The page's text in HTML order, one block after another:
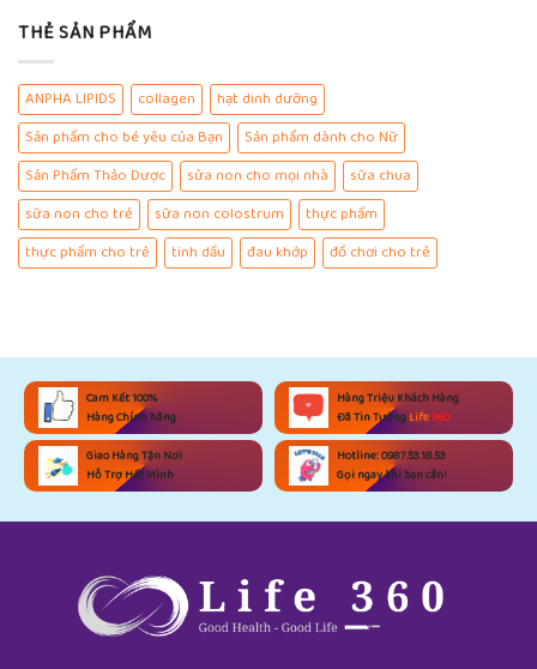
THẺ SẢN PHẨM
ANPHA LIPIDS collagen
hạt dinh dưỡng
Sản phẩm cho bé yêu của Bạn
Sản phẩm dành cho Nữ
Sản Phẩm Thảo Dược
sửa non cho mọi nhà
sữa chua
sữa non cho trẻ
sữa non colostrum
thực phẩm
thực phẩm cho trẻ
tinh dầu đau khớp đồ chơi cho trẻ
Cam Kết 100%
Hàng Chính hãng
Hàng Triệu Khách Hàng
Đã Tin TưởngLife360
Giao Hàng Tận Nơi
Hỗ Trợ Hết Mình
Hotline: 0987.53.18.53
Gọi ngay khi bạn cần!